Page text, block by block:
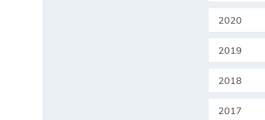
2020
2019
2018
2017